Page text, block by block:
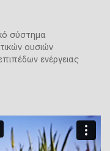
σύστημα
ουσιών
ενέργειας